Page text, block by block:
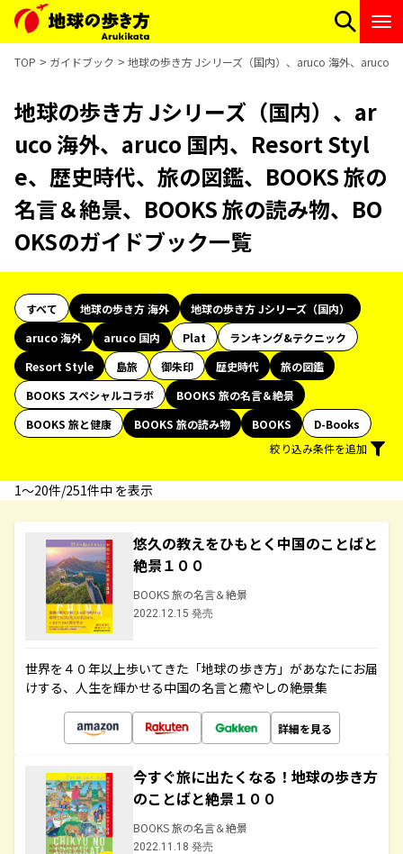
TOP ガイドブック 地球の歩き方 Jシリーズ（国内）、aruco 海外、aruco
地球の歩き方 Jシリーズ（国内）、ar
uco 海外、aruco 国内、Resort Styl
e、歴史時代、旅の図鑑、BOOKS 旅の
名言＆絶景、BOOKS 旅の読み物、BO
OKSのガイドブック一覧
すべて 地球の歩き方 海外
地球の歩き方 Jシリーズ（国内）
aruco 海外
aruco 国内 Plat
ランキング&テクニック
Resort Style
島旅 御朱印 歴史時代
旅の図鑑
BOOKS スペシャルコラボ
BOOKS 旅の名言＆絶景
BOOKS 旅と健康
BOOKS 旅の読み物 BOOKS
D-Books
絞り込み条件を追加
1〜20件/251件中 を表示
悠久の教えをひもとく中国のことばと
絶景１００
BOOKS 旅の名言＆絶景
2022.12.15 発売
世界を４０年以上歩いてきた「地球の歩き方」があなたにお届
けする、人生を輝かせる中国の名言と癒やしの絶景集
詳細を見る
今すぐ旅に出たくなる！地球の歩き方
のことばと絶景１００
BOOKS 旅の名言＆絶景
2022.11.18 発売